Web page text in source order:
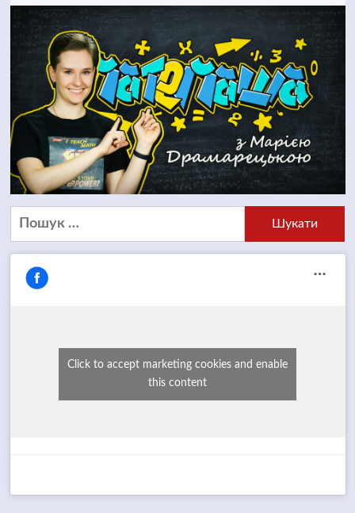
Пошук:
Click to accept marketing cookies and enable
this content